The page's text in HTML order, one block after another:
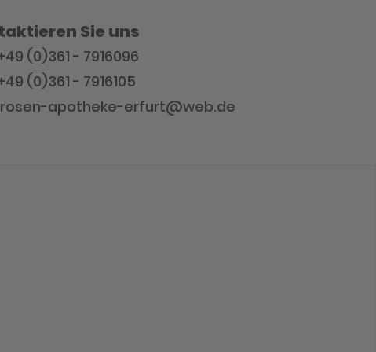
Sie uns
(0)361 - 7916096
(0)361 - 7916105
rosen-apotheke-erfurt@web.de